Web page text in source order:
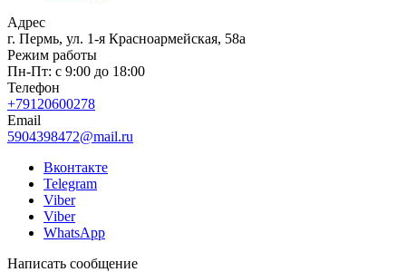
Адрес
г. Пермь, ул. 1-я Красноармейская, 58а
Режим работы
Пн-Пт: с 9:00 до 18:00
Телефон
+79120600278
Email
5904398472@mail.ru
Вконтакте
Telegram
Viber
Viber
WhatsApp
Написать сообщение